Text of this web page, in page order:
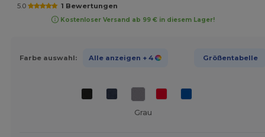
5.0 1 Bewertungen
Kostenloser Versand ab 99 € in diesem Lager!
Farbe auswahl: Alle anzeigen + 4 Größentabelle
Grau